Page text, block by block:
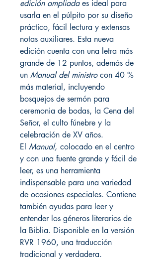
edición ampliadaes ideal para
usarla en el púlpito por su diseño
práctico, fácil lectura y extensas
notas auxiliares. Esta nueva
edición cuenta con una letra más
grande de 12 puntos, además de
un Manual del ministrocon 40 %
más material, incluyendo
bosquejos de sermón para
ceremonia de bodas, la Cena del
Señor, el culto fúnebre y la
celebración de XV años.
El Manual, colocado en el centro
y con una fuente grande y fácil de
leer, es una herramienta
indispensable para una variedad
de ocasiones especiales. Contiene
también ayudas para leer y
entender los géneros literarios de
la Biblia. Disponible en la versión
RVR 1960, una traducción
tradicional y verdadera.